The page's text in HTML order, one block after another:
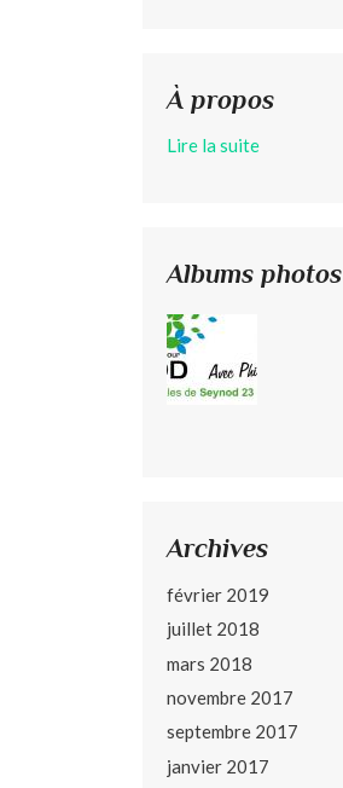
À propos
Lire la suite
Albums photos
Archives
février 2019
juillet 2018
mars 2018
novembre 2017
septembre 2017
janvier 2017